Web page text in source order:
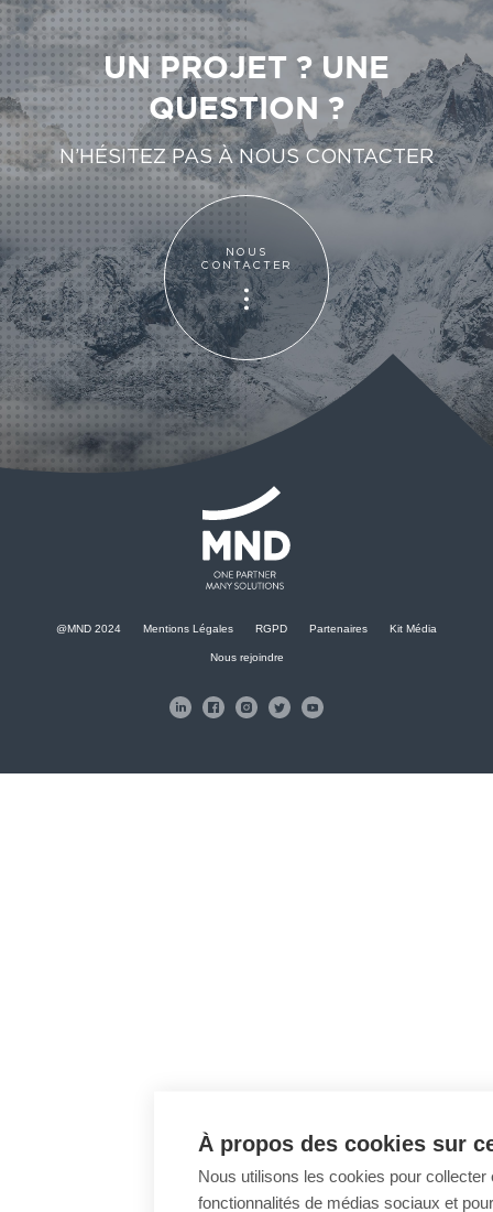
UN PROJET ? UNE
QUESTION ?
N’HÉSITEZ PAS À NOUS CONTACTER
NOUS
CONTACTER
NOUS
CONTACTER
@MND 2024 Mentions Légales RGPD Partenaires Kit Média
Nous rejoindre
À propos des cookies sur
Nous utilisons les cookies pour
fonctionnalités de médias sociaux et